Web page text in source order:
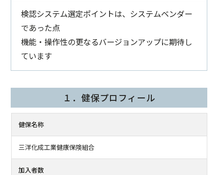
検認システム選定ポイントは、システムベンダー
であった点
機能・操作性の更なるバージョンアップに期待し
ています
１．健保プロフィール
健保名称
三洋化成工業健康保険組合
加入者数